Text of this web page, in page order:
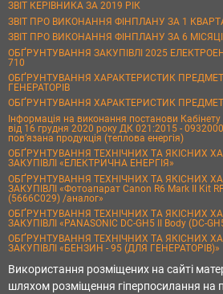
ЗВІТ КЕРІВНИКА ЗА 2019 РІК
ЗВІТ ПРО ВИКОНАННЯ ФІНПЛАНУ ЗА 1
ЗВІТ ПРО ВИКОНАННЯ ФІНПЛАНУ ЗА 6
ОБҐРУНТУВАННЯ ЗАКУПІВЛІ 2025
710
ОБҐРУНТУВАННЯ ХАРАКТЕРИСТИК
ГЕНЕРАТОРІВ
ОБҐРУНТУВАННЯ ХАРАКТЕРИСТИК
Інформація на виконання постанови Кабінету
від 16 грудня 2020 року ДК 021:2015 -
пов’язана продукція (теплова енергія)
ОБҐРУНТУВАННЯ ТЕХНІЧНИХ ТА ЯКІСНИХ
ЗАКУПІВЛІ «ЕЛЕКТРИЧНА ЕНЕРГІЯ»
ОБҐРУНТУВАННЯ ТЕХНІЧНИХ ТА ЯКІСНИХ
ЗАКУПІВЛІ «Фотоапарат Canon R6 Mark II Kit
(5666C029) /аналог»
ОБҐРУНТУВАННЯ ТЕХНІЧНИХ ТА ЯКІСНИХ
ЗАКУПІВЛІ «PANASONIC DC-GH5 II Body (DC-
ОБҐРУНТУВАННЯ ТЕХНІЧНИХ ТА ЯКІСНИХ
ЗАКУПІВЛІ «БЕНЗИН - 95 (ДЛЯ ГЕНЕРАТОРІВ)»
Використання розміщених на сайті
шляхом розміщення гіперпосилання на